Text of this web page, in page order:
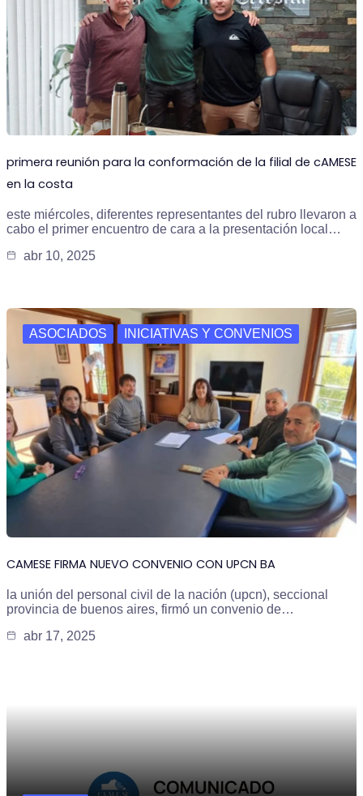
primera reunión para la conformación de la filial de cAMESE
en la costa
este miércoles, diferentes representantes del rubro llevaron a
cabo el primer encuentro de cara a la presentación local…
abr 10, 2025
ASOCIADOS INICIATIVAS Y CONVENIOS
CAMESE FIRMA NUEVO CONVENIO CON UPCN BA
la unión del personal civil de la nación (upcn), seccional
provincia de buenos aires, firmó un convenio de…
abr 17, 2025